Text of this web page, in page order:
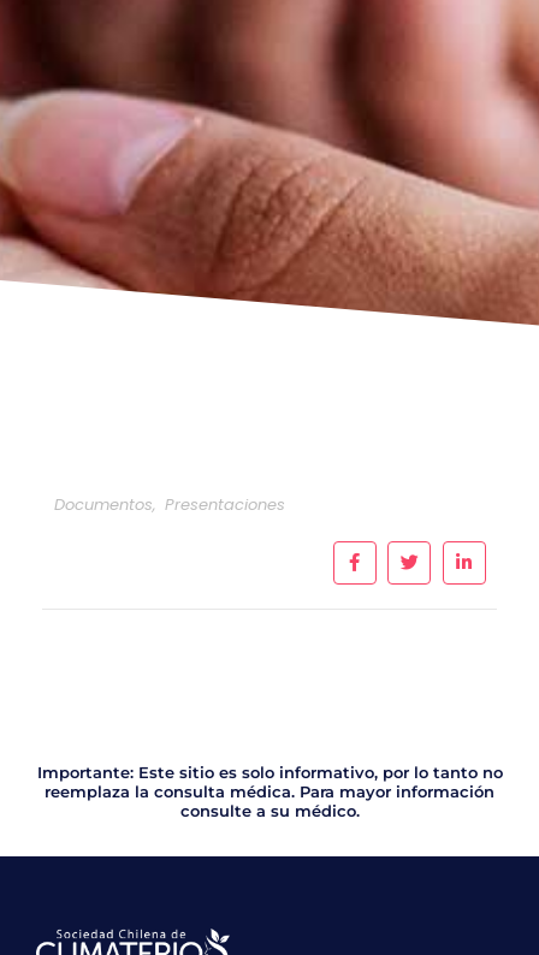
Documentos, Presentaciones
Importante: Este sitio es solo informativo, por lo tanto no
reemplaza la consulta médica. Para mayor información
consulte a su médico.